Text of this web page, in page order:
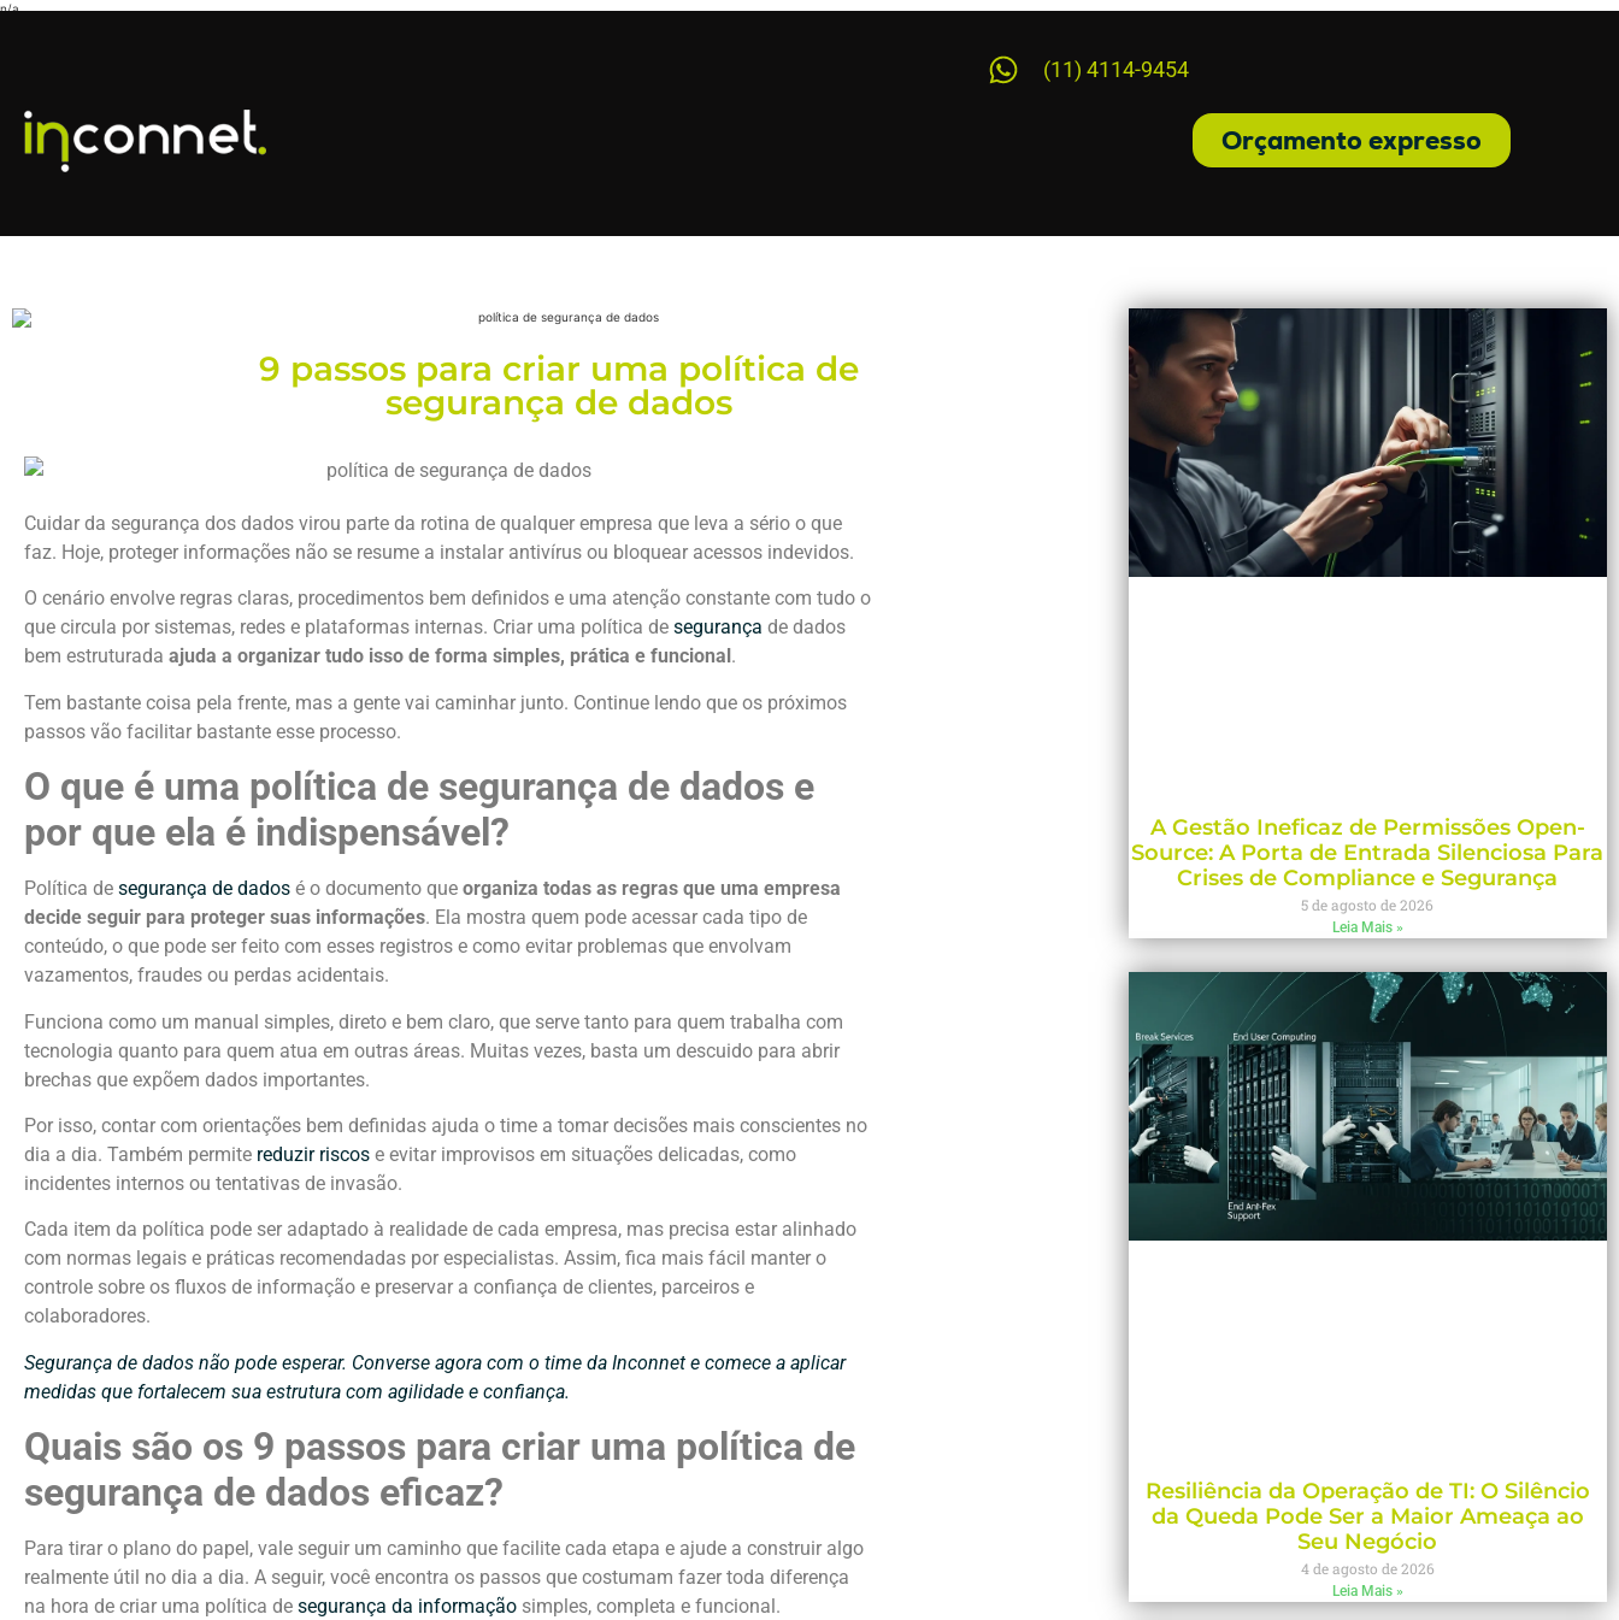
n/a
(11) 4114-9454
Orçamento expresso
9 passos para criar uma política de
segurança de dados
Cuidar da segurança dos dados virou parte da rotina de qualquer empresa que leva a sério o que
faz. Hoje, proteger informações não se resume a instalar antivírus ou bloquear acessos indevidos.
O cenário envolve regras claras, procedimentos bem definidos e uma atenção constante com tudo o
que circula por sistemas, redes e plataformas internas. Criar uma política de segurança de dados
bem estruturada ajuda a organizar tudo isso de forma simples, prática e funcional .
Tem bastante coisa pela frente, mas a gente vai caminhar junto. Continue lendo que os próximos
passos vão facilitar bastante esse processo.
O que é uma política de segurança de dados e
por que ela é indispensável?
Política de segurança de dados é o documento que organiza todas as regras que uma empresa
decide seguir para proteger suas informações. Ela mostra quem pode acessar cada tipo de
conteúdo, o que pode ser feito com esses registros e como evitar problemas que envolvam
vazamentos, fraudes ou perdas acidentais.
Funciona como um manual simples, direto e bem claro, que serve tanto para quem trabalha com
tecnologia quanto para quem atua em outras áreas. Muitas vezes, basta um descuido para abrir
brechas que expõem dados importantes.
Por isso, contar com orientações bem definidas ajuda o time a tomar decisões mais conscientes no
dia a dia. Também permite reduzir riscos e evitar improvisos em situações delicadas, como
incidentes internos ou tentativas de invasão.
Cada item da política pode ser adaptado à realidade de cada empresa, mas precisa estar alinhado
com normas legais e práticas recomendadas por especialistas. Assim, fica mais fácil manter o
controle sobre os fluxos de informação e preservar a confiança de clientes, parceiros e
colaboradores.
Segurança de dados não pode esperar. Converse agora com o time da Inconnet e comece a aplicar
medidas que fortalecem sua estrutura com agilidade e confiança.
Quais são os 9 passos para criar uma política de
segurança de dados eficaz?
Para tirar o plano do papel, vale seguir um caminho que facilite cada etapa e ajude a construir algo
realmente útil no dia a dia. A seguir, você encontra os passos que costumam fazer toda diferença
na hora de criar uma política de segurança da informação simples, completa e funcional.
A Gestão Ineficaz de Permissões Open-
Source: A Porta de Entrada Silenciosa Para
Crises de Compliance e Segurança
5 de agosto de 2026
Leia Mais »
Resiliência da Operação de TI: O Silêncio
da Queda Pode Ser a Maior Ameaça ao
Seu Negócio
4 de agosto de 2026
Leia Mais »